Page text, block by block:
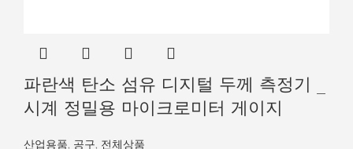
파란색 탄소 섬유 디지털 두께 측정기 _
시계 정밀용 마이크로미터 게이지
산업용품, 공구, 전체상품